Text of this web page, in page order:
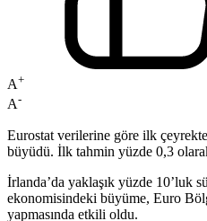
A+
A-
Eurostat verilerine göre ilk
büyüdü. İlk tahmin yüzde 0,3
İrlanda’da yaklaşık yüzde 10’luk
ekonomisindeki büyüme, Euro
yapmasında etkili oldu.